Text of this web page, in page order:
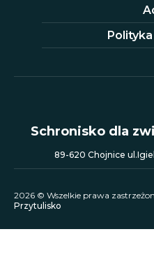
Schronisko dla
89-620 Chojnice
2026 © Wszelkie prawa
Przytulisko